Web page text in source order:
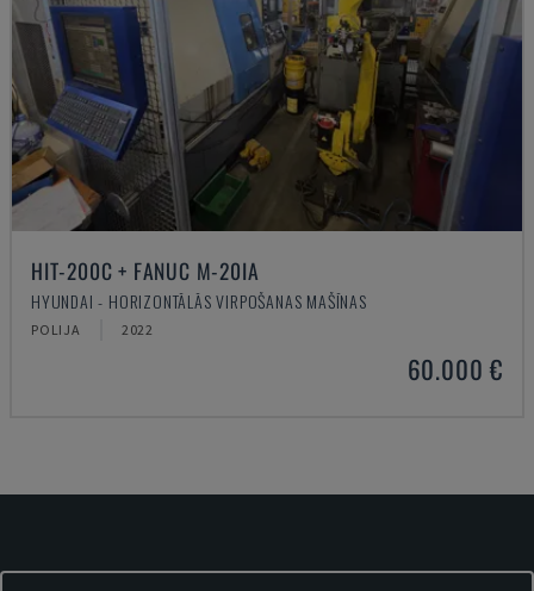
HIT-200C + FANUC M-20IA
HYUNDAI - HORIZONTĀLĀS VIRPOŠANAS MAŠĪNAS
POLIJA 2022
60.000 €